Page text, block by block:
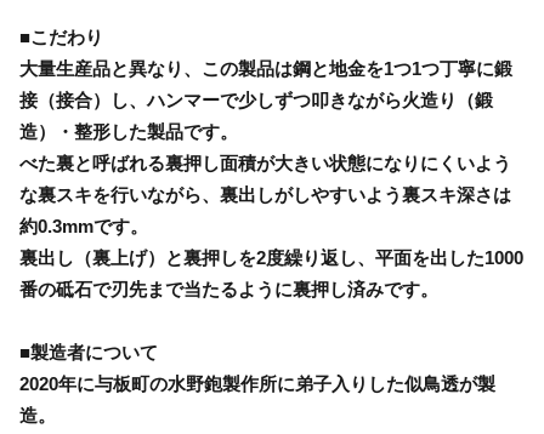
■こだわり
大量生産品と異なり、この製品は鋼と地金を1つ1つ丁寧に鍛
接（接合）し、ハンマーで少しずつ叩きながら火造り（鍛
造）・整形した製品です。
べた裏と呼ばれる裏押し面積が大きい状態になりにくいよう
な裏スキを行いながら、裏出しがしやすいよう裏スキ深さは
約0.3mmです。
裏出し（裏上げ）と裏押しを2度繰り返し、平面を出した1000
番の砥石で刃先まで当たるように裏押し済みです。
■製造者について
2020年に与板町の水野鉋製作所に弟子入りした似鳥透が製
造。